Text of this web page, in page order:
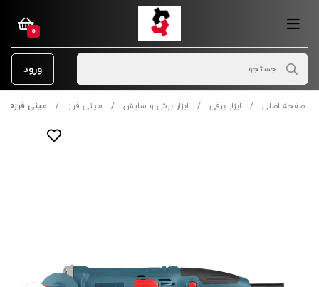
0
ورود
صفحه اصلی ابزار برقی ابزار برش و سایش مینی فرز مینی فرز1000 وات رونیکس مدل 3151